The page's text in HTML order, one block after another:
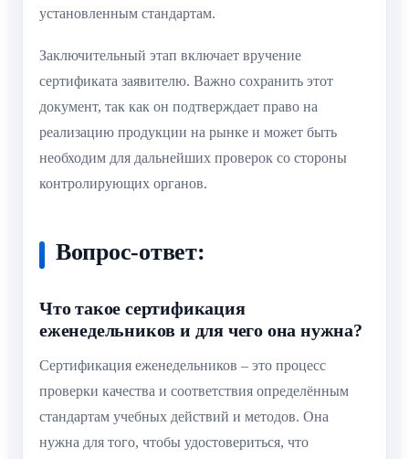
установленным стандартам.
Заключительный этап включает вручение
сертификата заявителю. Важно сохранить этот
документ, так как он подтверждает право на
реализацию продукции на рынке и может быть
необходим для дальнейших проверок со стороны
контролирующих органов.
Вопрос-ответ:
Что такое сертификация
еженедельников и для чего она нужна?
Сертификация еженедельников – это процесс
проверки качества и соответствия определённым
стандартам учебных действий и методов. Она
нужна для того, чтобы удостовериться, что